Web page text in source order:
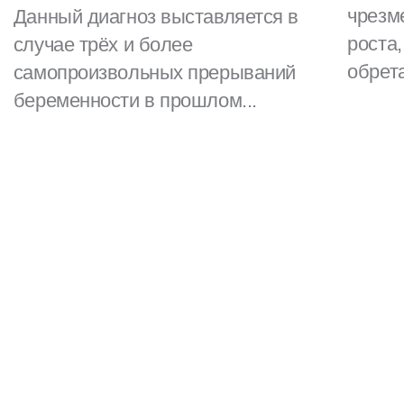
Данный диагноз выставляется в
случае трёх и более
самопроизвольных прерываний
беременности в прошлом...